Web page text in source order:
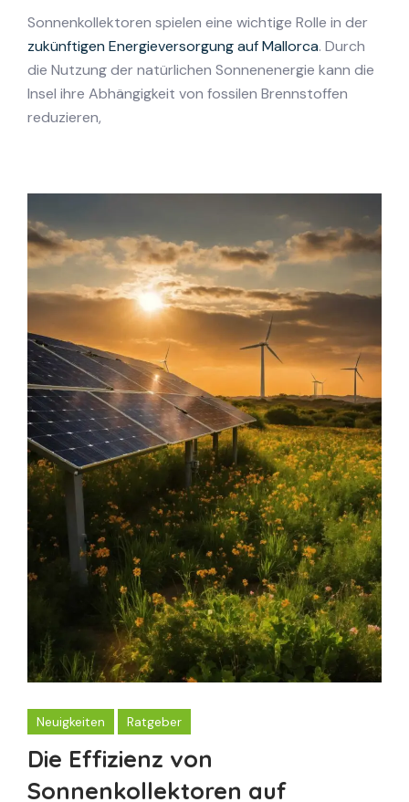
Sonnenkollektoren spielen eine wichtige Rolle in der
zukünftigen Energieversorgung auf Mallorca. Durch
die Nutzung der natürlichen Sonnenenergie kann die
Insel ihre Abhängigkeit von fossilen Brennstoffen
reduzieren,
Neuigkeiten Ratgeber
Die Effizienz von
Sonnenkollektoren auf